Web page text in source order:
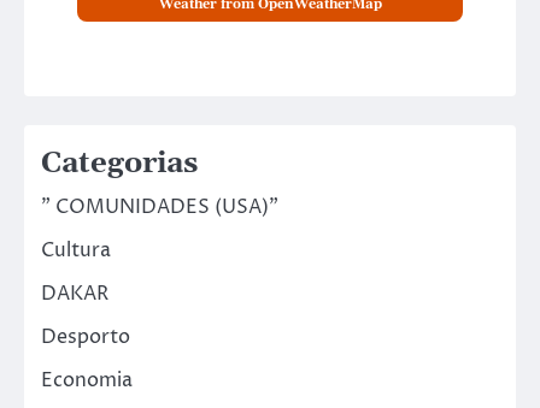
Weather from OpenWeatherMap
Categorias
" COMUNIDADES (USA)"
Cultura
DAKAR
Desporto
Economia